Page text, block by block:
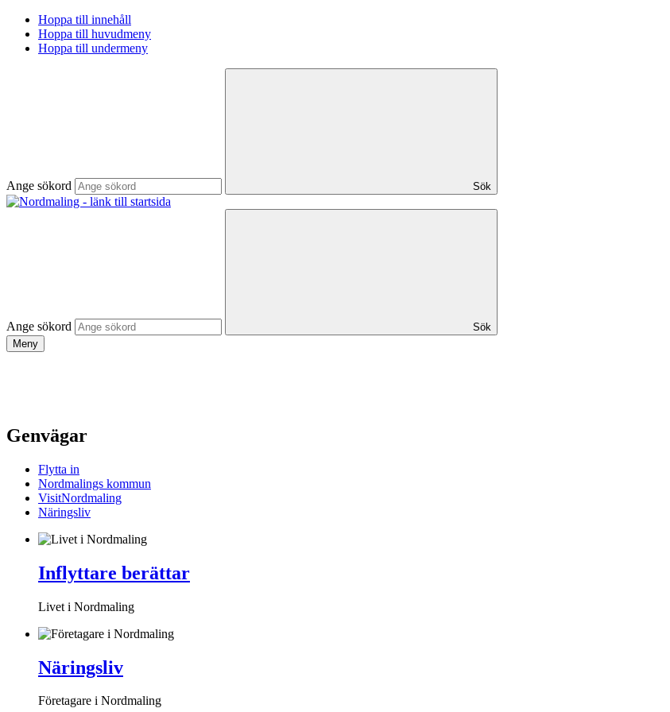
Hoppa till innehåll
Hoppa till huvudmeny
Hoppa till undermeny
Ange sökord Sök
Ange sökord
Sök
Meny
Genvägar
Flytta in
Nordmalings kommun
VisitNordmaling
Näringsliv
Inflyttare berättar
Livet i Nordmaling
Näringsliv
Företagare i Nordmaling